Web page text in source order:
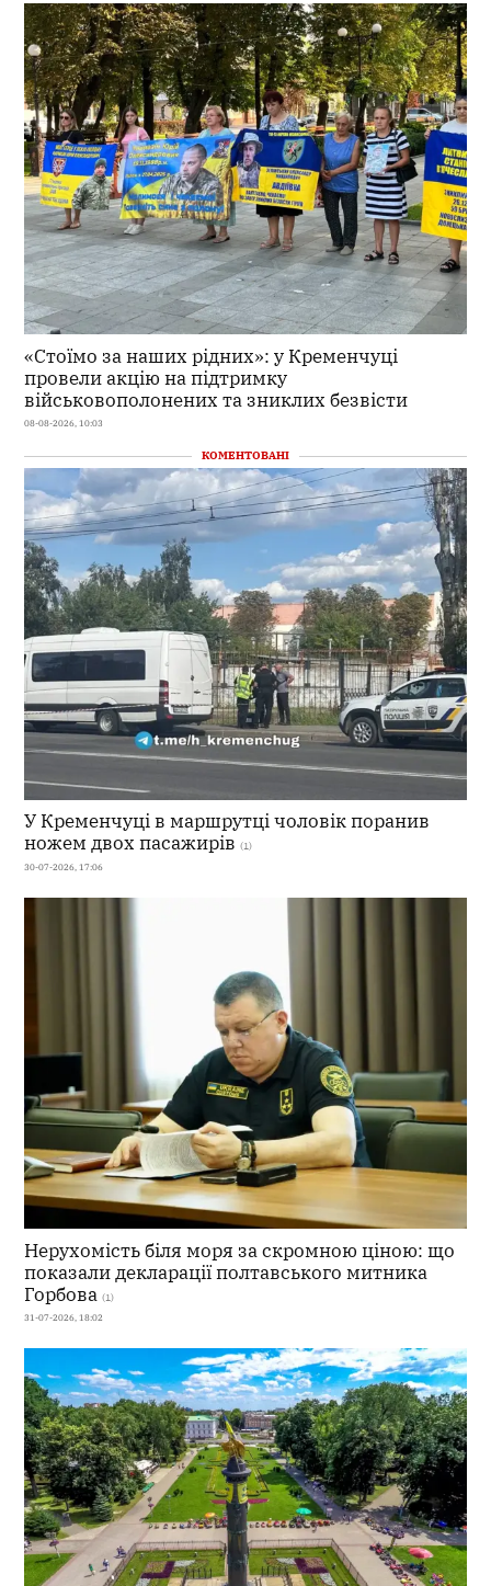
«Стоїмо за наших рідних»: у Кременчуці
провели акцію на підтримку
військовополонених та зниклих безвісти
08-08-2026, 10:03
КОМЕНТОВАНІ
У Кременчуці в маршрутці чоловік поранив
ножем двох пасажирів (1)
30-07-2026, 17:06
Нерухомість біля моря за скромною ціною: що
показали декларації полтавського митника
Горбова (1)
31-07-2026, 18:02